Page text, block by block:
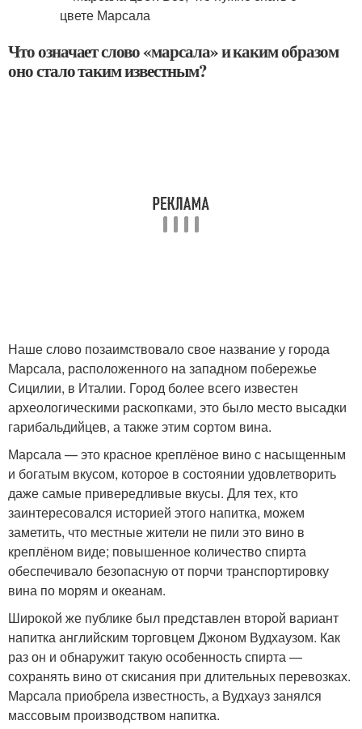
Что означает слово «марсала» и каким образом
оно стало таким известным?
Наше слово позаимствовало свое название у города
Марсала, расположенного на западном побережье
Сицилии, в Италии. Город более всего известен
археологическими раскопками, это было место высадки
гарибальдийцев, а также этим сортом вина.
Марсала — это красное креплёное вино с насыщенным
и богатым вкусом, которое в состоянии удовлетворить
даже самые привередливые вкусы. Для тех, кто
заинтересовался историей этого напитка, можем
заметить, что местные жители не пили это вино в
креплёном виде; повышенное количество спирта
обеспечивало безопасную от порчи транспортировку
вина по морям и океанам.
Широкой же публике был представлен второй вариант
напитка английским торговцем Джоном Вудхаузом. Как
раз он и обнаружит такую особенность спирта —
сохранять вино от скисания при длительных перевозках.
Марсала приобрела известность, а Вудхауз занялся
массовым производством напитка.